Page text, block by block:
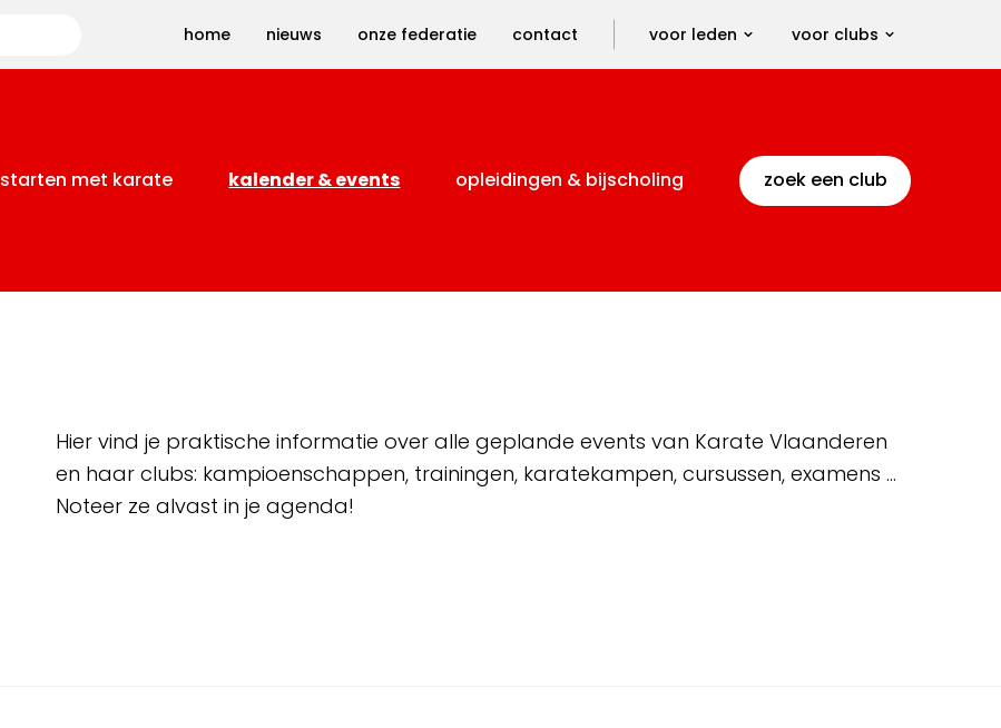
home nieuws onze federatie contact voor leden voor clubs
starten met karate kalender & events opleidingen & bijscholing zoek een club
Hier vind je praktische informatie over alle geplande events van Karate Vlaanderen
en haar clubs: kampioenschappen, trainingen, karatekampen, cursussen, examens …
Noteer ze alvast in je agenda!